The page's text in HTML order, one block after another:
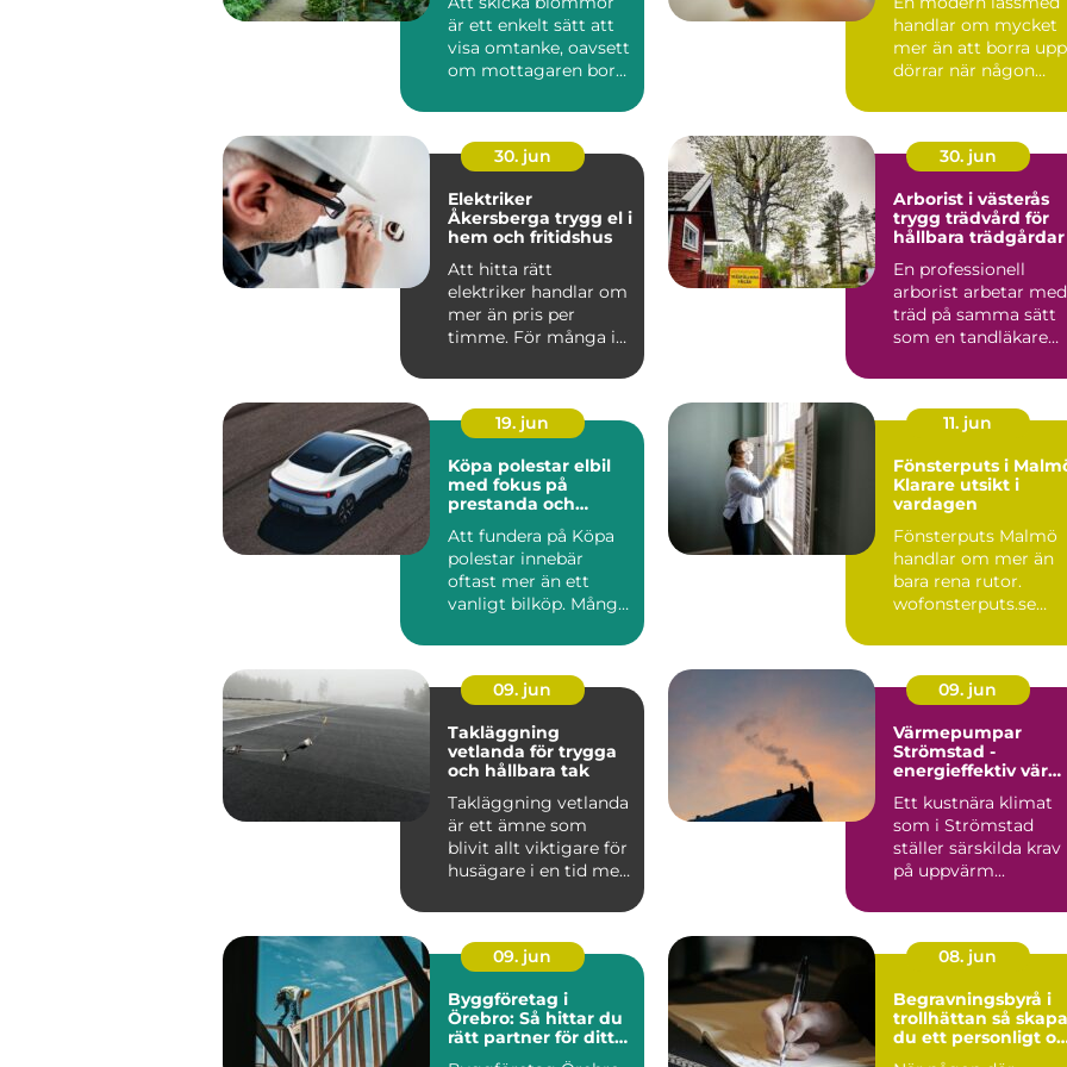
är ett enkelt sätt att
visa omtanke, oavsett
om mottagaren bor
handlar om mycket
mer än att borra upp
dörrar när någon
arbe...
30. jun
Elektriker
Åkersberga trygg el i
hem och fritidshus
Att hitta rätt
elektriker handlar om
mer än pris per
timme. För många i
förutsät...
30. jun
Arborist i västerås
trygg trädvård för
hållbara trädgårdar
En professionell
arborist arbetar med
träd på samma sätt
som en tandläkare
tid...
19. jun
Köpa polestar elbil
med fokus på
prestanda och
Att fundera på Köpa
polestar innebär
oftast mer än ett
vanligt bilköp. Många
...
11. jun
Fönsterputs i
Klarare utsikt i
vardagen
Fönsterputs Malmö
handlar om mer än
bara rena rutor.
wofonsterputs.se
09. jun
Takläggning
vetlanda för trygga
och hållbara tak
Takläggning vetlanda
är ett ämne som
blivit allt viktigare för
husägare i en tid med
09. jun
Värmepumpar
Strömstad -
energieffektiv
Ett kustnära klimat
som i Strömstad
ställer särskilda krav
på uppvärm...
09. jun
Byggföretag i
Örebro: Så hittar du
rätt partner för ditt
08. jun
Begravningsbyrå i
trollhättan så skapar
du ett personligt